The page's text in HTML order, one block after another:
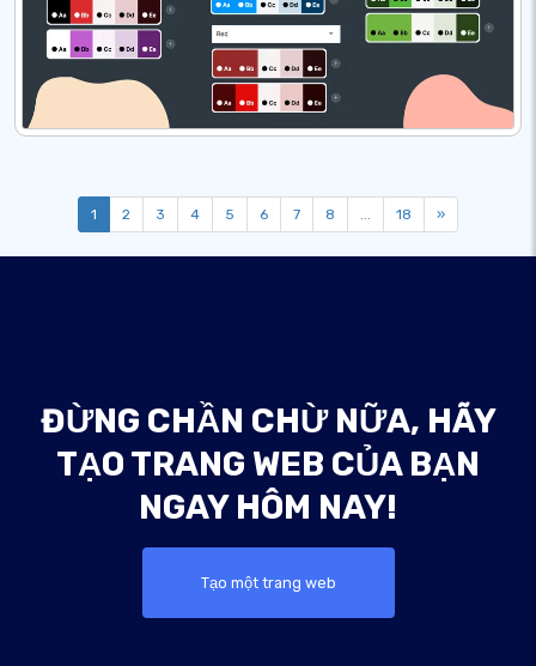
1 2 3 4 5 6 7 8 ... 18 »
ĐỪNG CHẦN CHỪ NỮA, HÃY
TẠO TRANG WEB CỦA BẠN
NGAY HÔM NAY!
Tạo một trang web